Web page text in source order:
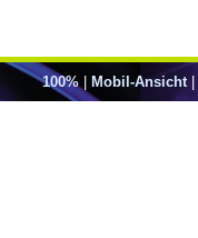
100%| Mobil-Ansicht |